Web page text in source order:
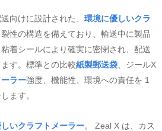
向けに設計された、 環境に優しいクラ
性の構造を備えており、輸送中に製品
着シールにより確実に密閉され、配送
す。標準との比較紙製郵送袋、ジールX
ラー強度、機能性、環境への責任を 1
ます。
いクラフトメーラー。 Zeal X は、カス